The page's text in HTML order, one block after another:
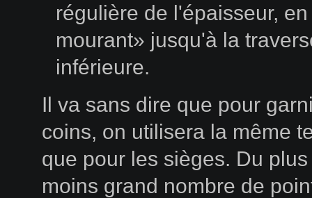
régulière de l'épaisseur,
mourant» jusqu'à la
inférieure.
Il va sans dire que pour
coins, on utilisera la même
que pour les sièges. Du
moins grand nombre de